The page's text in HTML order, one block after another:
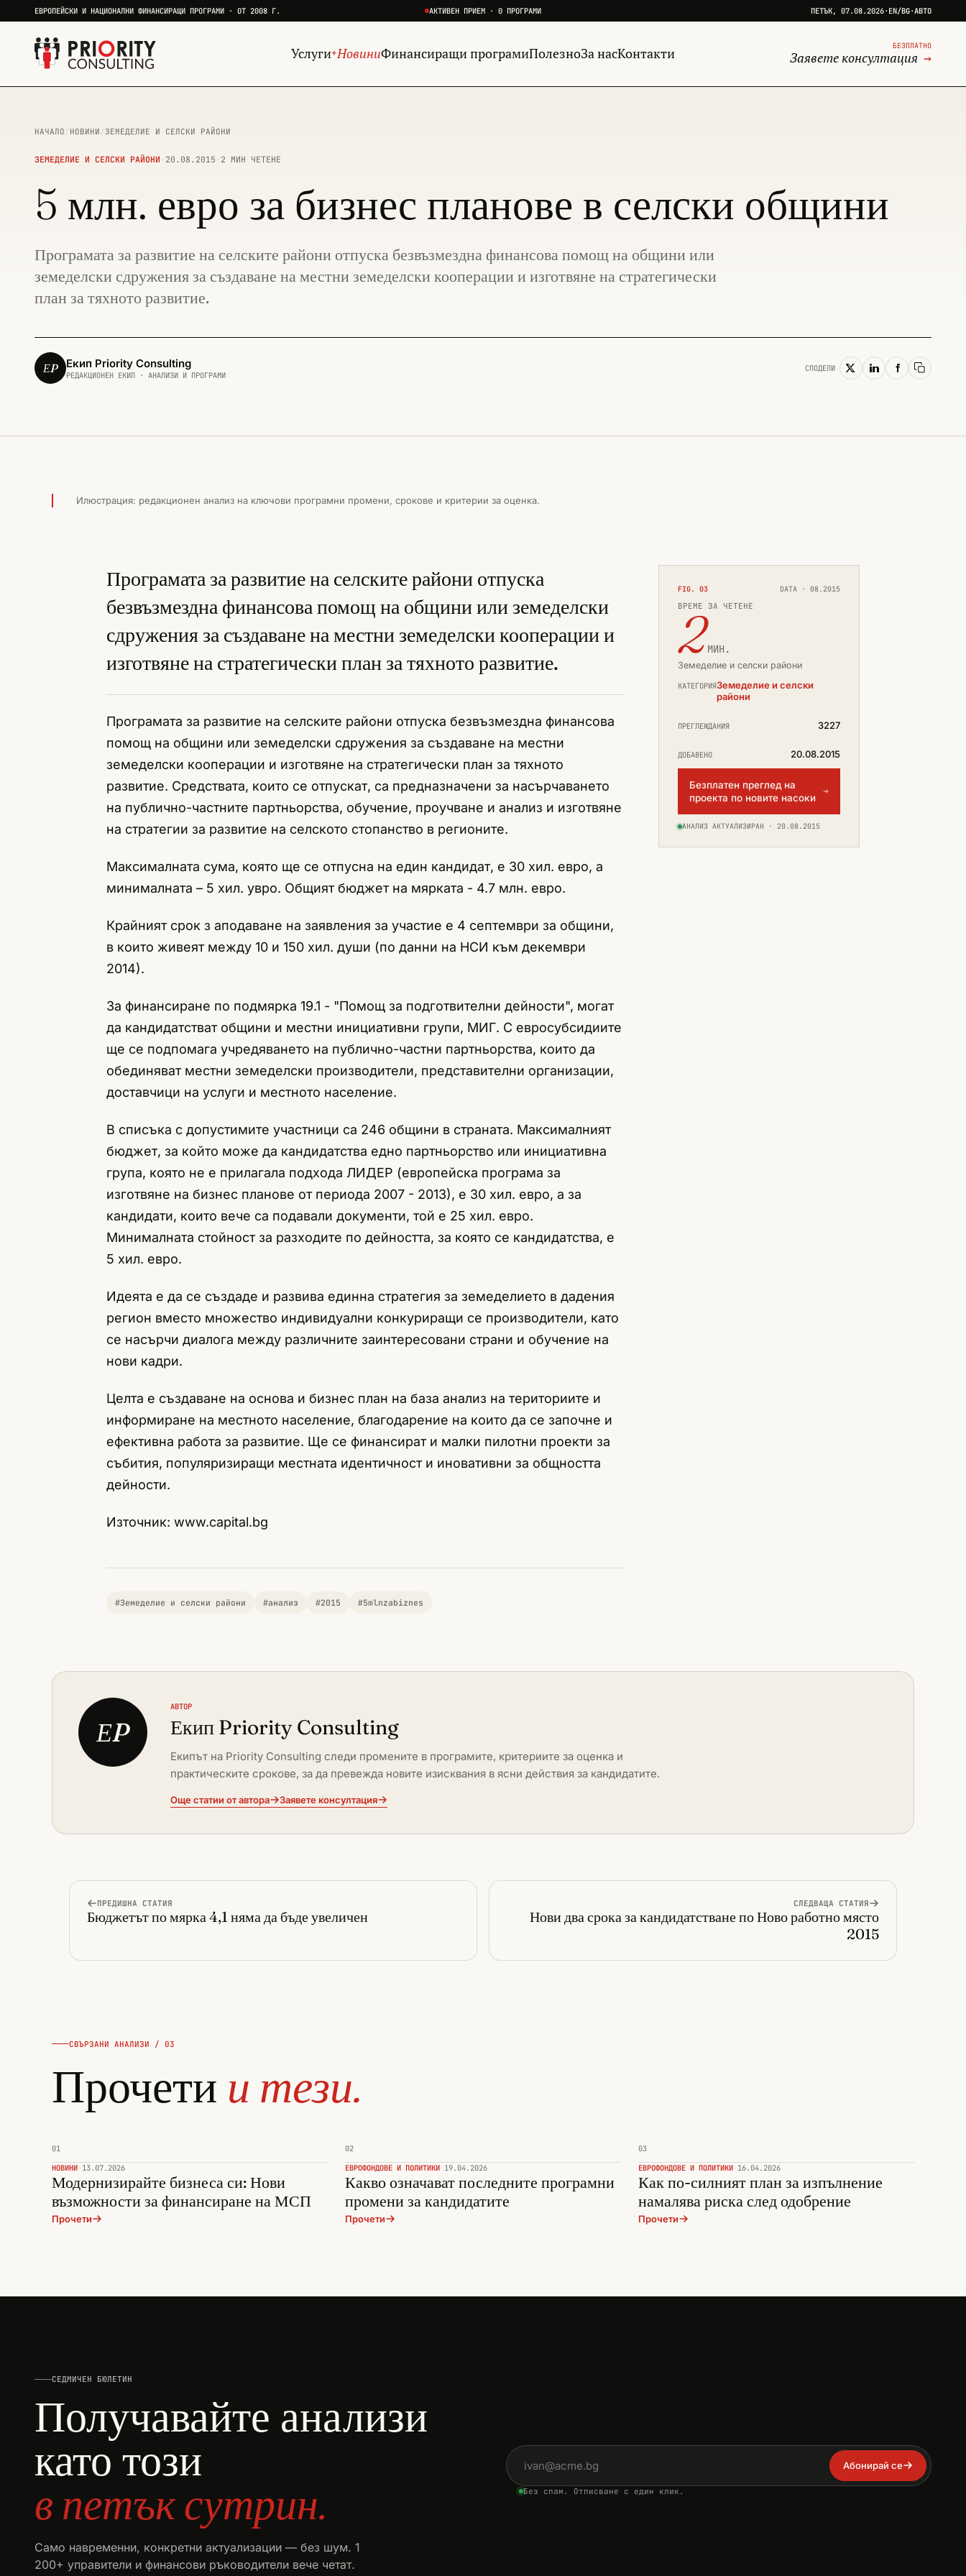
ЕВРОПЕЙСКИ И НАЦИОНАЛНИ ФИНАНСИРАЩИ ПРОГРАМИ · ОТ 2008 Г. АКТИВЕН ПРИЕМ · 0 ПРОГРАМИ ПЕТЪК, 07.08.2026· EN/BG·АВТО
Услуги+НовиниФинансиращи програмиПолезноЗа насКонтакти БЕЗПЛАТНО
Заявете консултация →
НАЧАЛО / НОВИНИ /ЗЕМЕДЕЛИЕ И СЕЛСКИ РАЙОНИ
ЗЕМЕДЕЛИЕ И СЕЛСКИ РАЙОНИ · 20.08.2015 · 2 МИН ЧЕТЕНЕ
5 млн. евро за бизнес планове в селски общини
Програмата за развитие на селските райони отпуска безвъзмездна финансова помощ на общини или
земеделски сдружения за създаване на местни земеделски кооперации и изготвяне на стратегически
план за тяхното развитие.
ЕP Екип Priority Consulting
РЕДАКЦИОНЕН ЕКИП · АНАЛИЗИ И ПРОГРАМИ
СПОДЕЛИ
Илюстрация: редакционен анализ на ключови програмни промени, срокове и критерии за оценка.
Програмата за развитие на селските райони отпуска
безвъзмездна финансова помощ на общини или земеделски
сдружения за създаване на местни земеделски кооперации и
изготвяне на стратегически план за тяхното развитие.
Програмата за развитие на селските райони отпуска безвъзмездна финансова
помощ на общини или земеделски сдружения за създаване на местни
земеделски кооперации и изготвяне на стратегически план за тяхното
развитие. Средствата, които се отпускат, са предназначени за насърчаването
на публично-частните партньорства, обучение, проучване и анализ и изготвяне
на стратегии за развитие на селското стопанство в регионите.
Максималната сума, която ще се отпусна на един кандидат, е 30 хил. евро, а
минималната – 5 хил. увро. Общият бюджет на мярката - 4.7 млн. евро.
Крайният срок з аподаване на заявления за участие е 4 септември за общини,
в които живеят между 10 и 150 хил. души (по данни на НСИ към декември
2014).
За финансиране по подмярка 19.1 - "Помощ за подготвителни дейности", могат
да кандидатстват общини и местни инициативни групи, МИГ. С евросубсидиите
ще се подпомага учредяването на публично-частни партньорства, които да
обединяват местни земеделски производители, представителни организации,
доставчици на услуги и местното население.
В списъка с допустимите участници са 246 общини в страната. Максималният
бюджет, за който може да кандидатства едно партньорство или инициативна
група, която не е прилагала подхода ЛИДЕР (европейска програма за
изготвяне на бизнес планове от периода 2007 - 2013), е 30 хил. евро, а за
кандидати, които вече са подавали документи, той е 25 хил. евро.
Минималната стойност за разходите по дейността, за която се кандидатства, е
5 хил. евро.
Идеята е да се създаде и развива единна стратегия за земеделието в дадения
регион вместо множество индивидуални конкуриращи се производители, като
се насърчи диалога между различните заинтересовани страни и обучение на
нови кадри.
Целта е създаване на основа и бизнес план на база анализ на териториите и
информиране на местното население, благодарение на които да се започне и
ефективна работа за развитие. Ще се финансират и малки пилотни проекти за
събития, популяризиращи местната идентичност и иновативни за общността
дейности.
Източник: www.capital.bg
#Земеделие и селски райони #анализ #2015 #5mlnzabiznes
FIG. 03 DATA · 08.2015
ВРЕМЕ ЗА ЧЕТЕНЕ
2МИН.
Земеделие и селски райони
КАТЕГОРИЯЗемеделие и селски
райони
ПРЕГЛЕЖДАНИЯ 3227
ДОБАВЕНО 20.08.2015
Безплатен преглед на
проекта по новите насоки
АНАЛИЗ АКТУАЛИЗИРАН · 20.08.2015
ЕP
АВТОР
Екип Priority Consulting
Екипът на Priority Consulting следи промените в програмите, критериите за оценка и
практическите срокове, за да превежда новите изисквания в ясни действия за кандидатите.
Още статии от автора Заявете консултация
ПРЕДИШНА СТАТИЯ
Бюджетът по мярка 4,1 няма да бъде увеличен
СЛЕДВАЩА СТАТИЯ
Нови два срока за кандидатстване по Ново работно място
2015
СВЪРЗАНИ АНАЛИЗИ / 03
Прочети и тези.
01
НОВИНИ · 13.07.2026
Модернизирайте бизнеса си: Нови
възможности за финансиране на МСП
Прочети
02
ЕВРОФОНДОВЕ И ПОЛИТИКИ · 19.04.2026
Какво означават последните програмни
промени за кандидатите
Прочети
03
ЕВРОФОНДОВЕ И ПОЛИТИКИ · 16.04.2026
Как по-силният план за изпълнение
намалява риска след одобрение
Прочети
СЕДМИЧЕН БЮЛЕТИН
Получавайте анализи
като този
в петък сутрин.
Само навременни, конкретни актуализации — без шум. 1
200+ управители и финансови ръководители вече четат.
Имейл адрес
Абонирай се
Без спам. Отписване с един клик.